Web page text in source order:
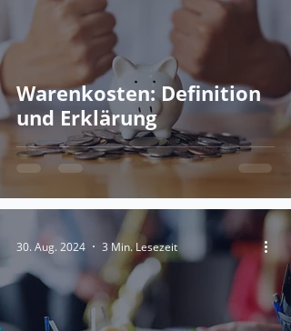
Warenkosten: Definition
und Erklärung
30. Aug. 2024 3 Min. Lesezeit